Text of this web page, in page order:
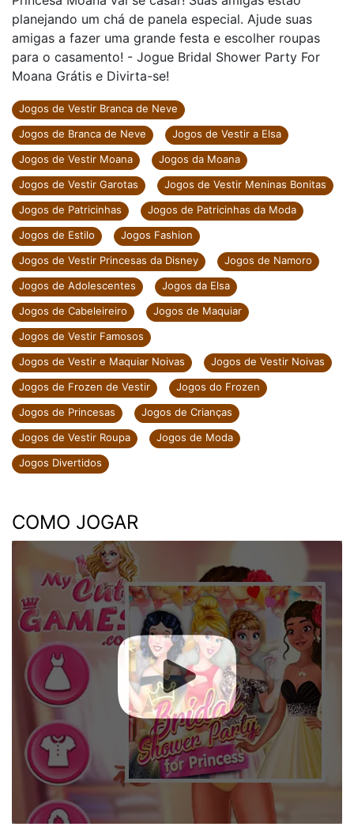
planejando um chá de panela especial. Ajude suas
amigas a fazer uma grande festa e escolher roupas
para o casamento! - Jogue Bridal Shower Party For
Moana Grátis e Divirta-se!
Jogos de Vestir Branca de Neve
Jogos de Branca de Neve
Jogos de Vestir a Elsa
Jogos de Vestir Moana
Jogos da Moana
Jogos de Vestir Garotas
Jogos de Vestir Meninas Bonitas
Jogos de Patricinhas
Jogos de Patricinhas da Moda
Jogos de Estilo
Jogos Fashion
Jogos de Vestir Princesas da Disney
Jogos de Namoro
Jogos de Adolescentes
Jogos da Elsa
Jogos de Cabeleireiro
Jogos de Maquiar
Jogos de Vestir Famosos
Jogos de Vestir e Maquiar Noivas
Jogos de Vestir Noivas
Jogos de Frozen de Vestir
Jogos do Frozen
Jogos de Princesas
Jogos de Crianças
Jogos de Vestir Roupa
Jogos de Moda
Jogos Divertidos
COMO JOGAR